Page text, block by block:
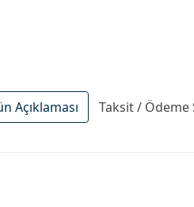
Açıklaması Taksit / Ödeme